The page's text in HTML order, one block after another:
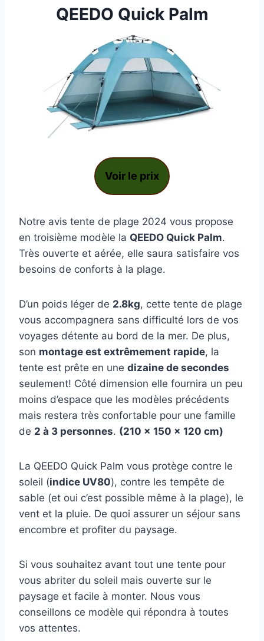
QEEDO Quick Palm
Voir le prix
Notre avis tente de plage 2024 vous propose
en troisième modèle la QEEDO Quick Palm.
Très ouverte et aérée, elle saura satisfaire vos
besoins de conforts à la plage.
D’un poids léger de 2.8kg, cette tente de plage
vous accompagnera sans difficulté lors de vos
voyages détente au bord de la mer. De plus,
son montage est extrêmement rapide, la
tente est prête en une dizaine de secondes
seulement! Côté dimension elle fournira un peu
moins d’espace que les modèles précédents
mais restera très confortable pour une famille
de 2 à 3 personnes. (210 x 150 x 120 cm)
La QEEDO Quick Palm vous protège contre le
soleil (indice UV80), contre les tempête de
sable (et oui c’est possible même à la plage), le
vent et la pluie. De quoi assurer un séjour sans
encombre et profiter du paysage.
Si vous souhaitez avant tout une tente pour
vous abriter du soleil mais ouverte sur le
paysage et facile à monter. Nous vous
conseillons ce modèle qui répondra à toutes
vos attentes.